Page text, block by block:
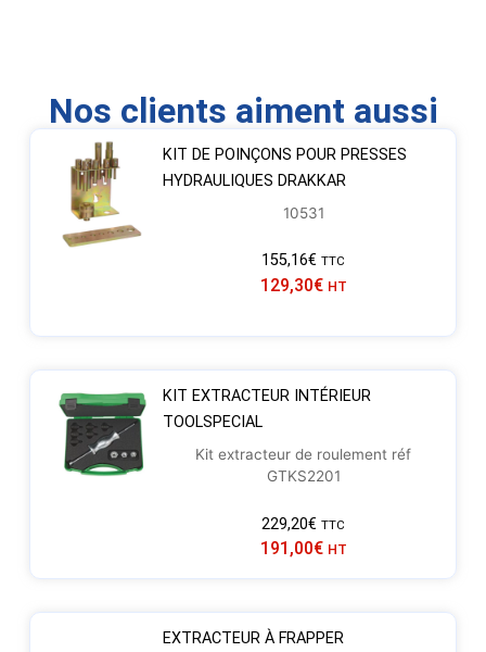
Nos clients aiment aussi
KIT DE POINÇONS POUR PRESSES
HYDRAULIQUES DRAKKAR
10531
155,16€ TTC
129,30€ HT
KIT EXTRACTEUR INTÉRIEUR
TOOLSPECIAL
Kit extracteur de roulement réf
GTKS2201
229,20€ TTC
191,00€ HT
EXTRACTEUR À FRAPPER